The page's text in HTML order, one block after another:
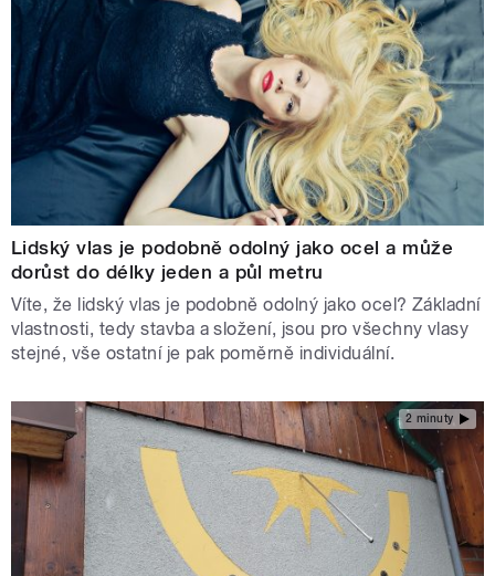
Lidský vlas je podobně odolný jako ocel a může
dorůst do délky jeden a půl metru
Víte, že lidský vlas je podobně odolný jako ocel? Základní
vlastnosti, tedy stavba a složení, jsou pro všechny vlasy
stejné, vše ostatní je pak poměrně individuální.
2 minuty